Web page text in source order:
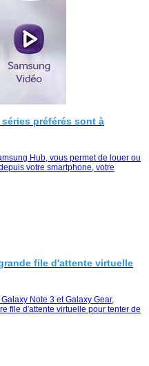
préférés sont à
Hub, vous permet de louer ou
votre smartphone, votre
file d'attente virtuelle
Note 3 et Galaxy Gear,
file d'attente virtuelle pour tenter de